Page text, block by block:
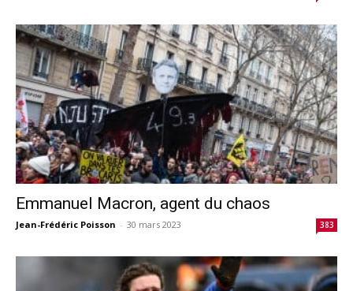
Emmanuel Macron, agent du chaos
Jean-Frédéric Poisson - 30 mars 2023 383